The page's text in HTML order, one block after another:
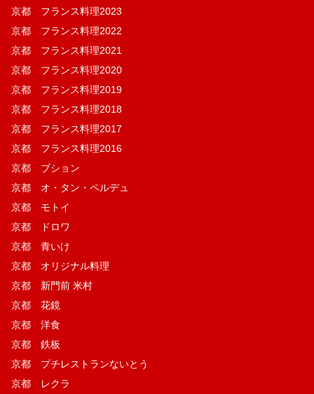
京都 フランス料理2023
京都 フランス料理2022
京都 フランス料理2021
京都 フランス料理2020
京都 フランス料理2019
京都 フランス料理2018
京都 フランス料理2017
京都 フランス料理2016
京都 ブション
京都 オ・タン・ペルデュ
京都 モトイ
京都 ドロワ
京都 青いけ
京都 オリジナル料理
京都 新門前 米村
京都 花鏡
京都 洋食
京都 鉄板
京都 プチレストランないとう
京都 レクラ